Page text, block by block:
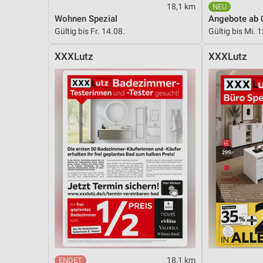
18,1 km
Wohnen Spezial
Gültig bis Fr. 14.08.
Angebote ab
Gültig bis Mi.
XXXLutz
18,1 km
XXXLutz